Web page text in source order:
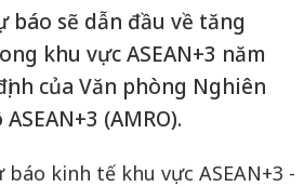
báo sẽ dẫn đầu về tăng
khu vực ASEAN+3 năm
của Văn phòng Nghiên
(AMRO).
báo kinh tế khu vực ASEAN+3 -